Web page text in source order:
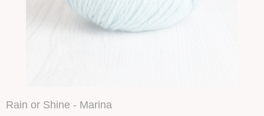
Rain or Shine - Marina